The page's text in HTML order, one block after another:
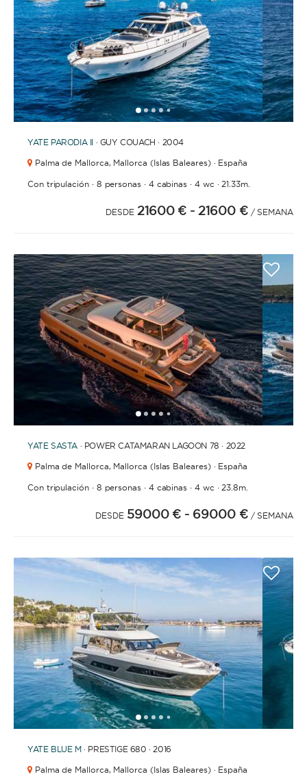
CON TRIPULACIÓN
La opción ideal para los que buscan un servicio y
experiencia de lujo. Una tripulación permanente se
encargará de todas las tareas: navegación,
limpieza, elaboración de menus, compra de
provisiones, cocina o incluso entretenemiento.
disfrutar.
0m. 60m.
CAPACIDAD
AÑO DE CONSTRUCCIÓN / RENOVACIÓN
12345 678910111213
YATE PARODIA II · GUY COUACH · 2004
Palma de Mallorca, Mallorca (Islas Baleares) · España
Con tripulación· 8 personas· 4 cabinas · 4 wc· 21.33m.
DESDE 21600 € - 21600 € / SEMANA
12345 67891011121314 15161718
YATE SASTA · POWER CATAMARAN LAGOON 78 · 2022
Palma de Mallorca, Mallorca (Islas Baleares) · España
Con tripulación· 8 personas· 4 cabinas · 4 wc· 23.8m.
DESDE 59000 € - 69000 € / SEMANA
12345 78 9 10 1819
YATE BLUE M· PRESTIGE 680 · 2016
Palma de Mallorca, Mallorca (Islas Baleares) · España